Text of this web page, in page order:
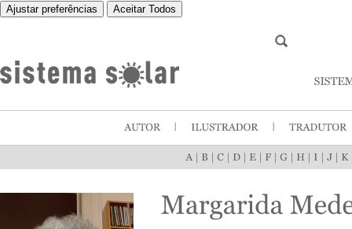
Ajustar preferências Aceitar Todos